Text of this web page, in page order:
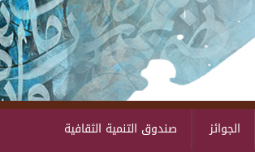
صندوق التنمية الثقافية الجوائز